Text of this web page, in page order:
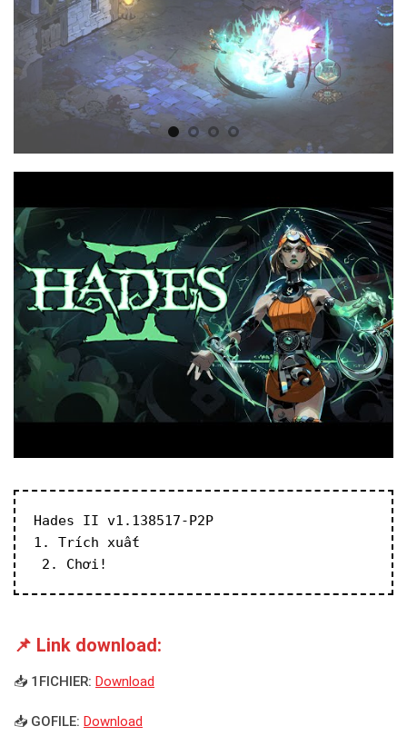
Hades II v1.138517-P2P
1. Trích xuất
2. Chơi!
📌 Link download:
📥 1FICHIER: Download
📥 GOFILE: Download